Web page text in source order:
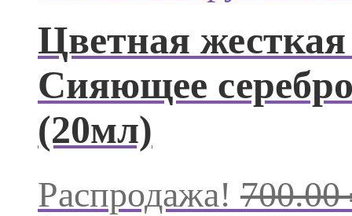
Цветная
Сияющее
(20мл)
Распродажа! 700.00